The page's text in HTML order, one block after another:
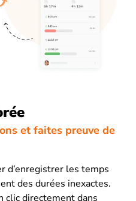
et faites preuve de
d’enregistrer les temps
des durées inexactes.
clic directement dans